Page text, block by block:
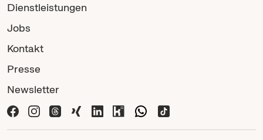
Dienstleistungen
Jobs
Kontakt
Presse
Newsletter